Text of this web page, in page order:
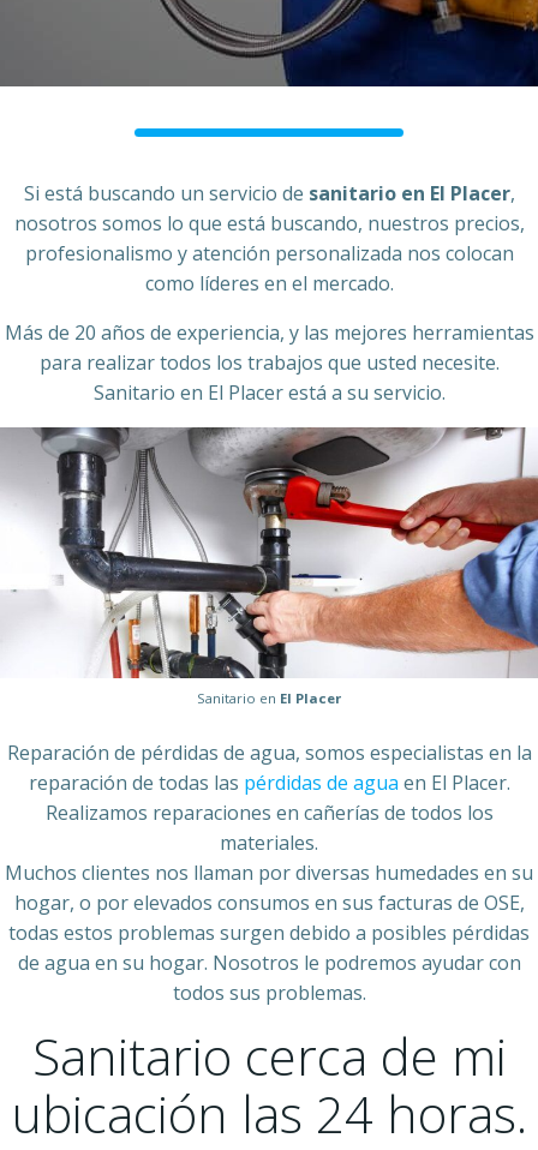
Si está buscando un servicio de sanitario en El Placer,
nosotros somos lo que está buscando, nuestros precios,
profesionalismo y atención personalizada nos colocan
como líderes en el mercado.
Más de 20 años de experiencia, y las mejores herramientas
para realizar todos los trabajos que usted necesite.
Sanitario en El Placer está a su servicio.
Sanitario en El Placer
Reparación de pérdidas de agua, somos especialistas en la
reparación de todas las pérdidas de agua en El Placer.
Realizamos reparaciones en cañerías de todos los
materiales.
Muchos clientes nos llaman por diversas humedades en su
hogar, o por elevados consumos en sus facturas de OSE,
todas estos problemas surgen debido a posibles pérdidas
de agua en su hogar. Nosotros le podremos ayudar con
todos sus problemas.
Sanitario cerca de mi
ubicación las 24 horas.